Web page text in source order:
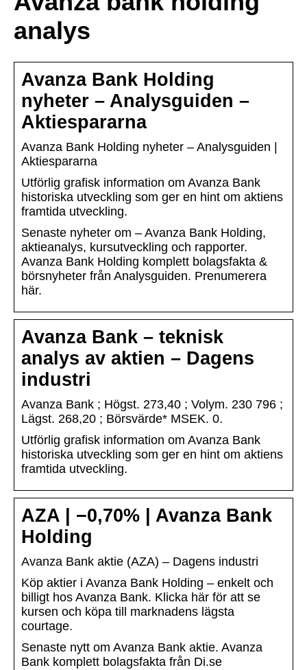
analys
Avanza Bank Holding
nyheter – Analysguiden –
Aktiespararna
Avanza Bank Holding nyheter – Analysguiden |
Aktiespararna
Utförlig grafisk information om Avanza Bank
historiska utveckling som ger en hint om aktiens
framtida utveckling.
Senaste nyheter om – Avanza Bank Holding,
aktieanalys, kursutveckling och rapporter.
Avanza Bank Holding komplett bolagsfakta &
börsnyheter från Analysguiden. Prenumerera
här.
Avanza Bank – teknisk
analys av aktien – Dagens
industri
Avanza Bank ; Högst. 273,40 ; Volym. 230 796 ;
Lägst. 268,20 ; Börsvärde* MSEK. 0.
Utförlig grafisk information om Avanza Bank
historiska utveckling som ger en hint om aktiens
framtida utveckling.
AZA | −0,70% | Avanza Bank
Holding
Avanza Bank aktie (AZA) – Dagens industri
Köp aktier i Avanza Bank Holding – enkelt och
billigt hos Avanza Bank. Klicka här för att se
kursen och köpa till marknadens lägsta
courtage.
Senaste nytt om Avanza Bank aktie. Avanza
Bank komplett bolagsfakta från Di.se